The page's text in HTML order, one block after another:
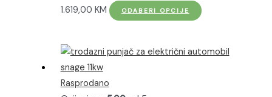
mogu
odabrati
stranici
proizvoda
1.619,00 KM ODABERI OPCIJE
Ovaj
više
Rasprodano